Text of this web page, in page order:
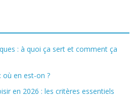
: à quoi ça sert et comment ça
où en est-on ?
en 2026 : les critères essentiels